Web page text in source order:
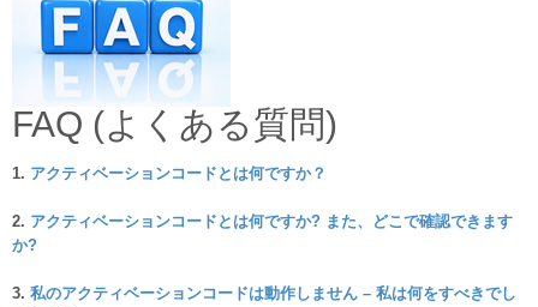
FAQ (よくある質問)
1. アクティベーションコードとは何ですか？
2. アクティベーションコードとは何ですか? また、どこで確認できます
か?
3. 私のアクティベーションコードは動作しません – 私は何をすべきでし